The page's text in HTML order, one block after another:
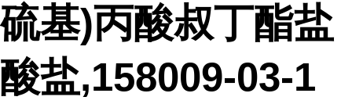
硫基)丙酸叔丁酯盐
酸盐,158009-03-1